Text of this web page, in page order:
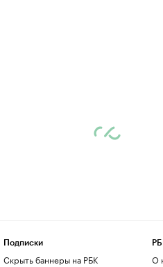
Подписки
Скрыть баннеры на РБК
О